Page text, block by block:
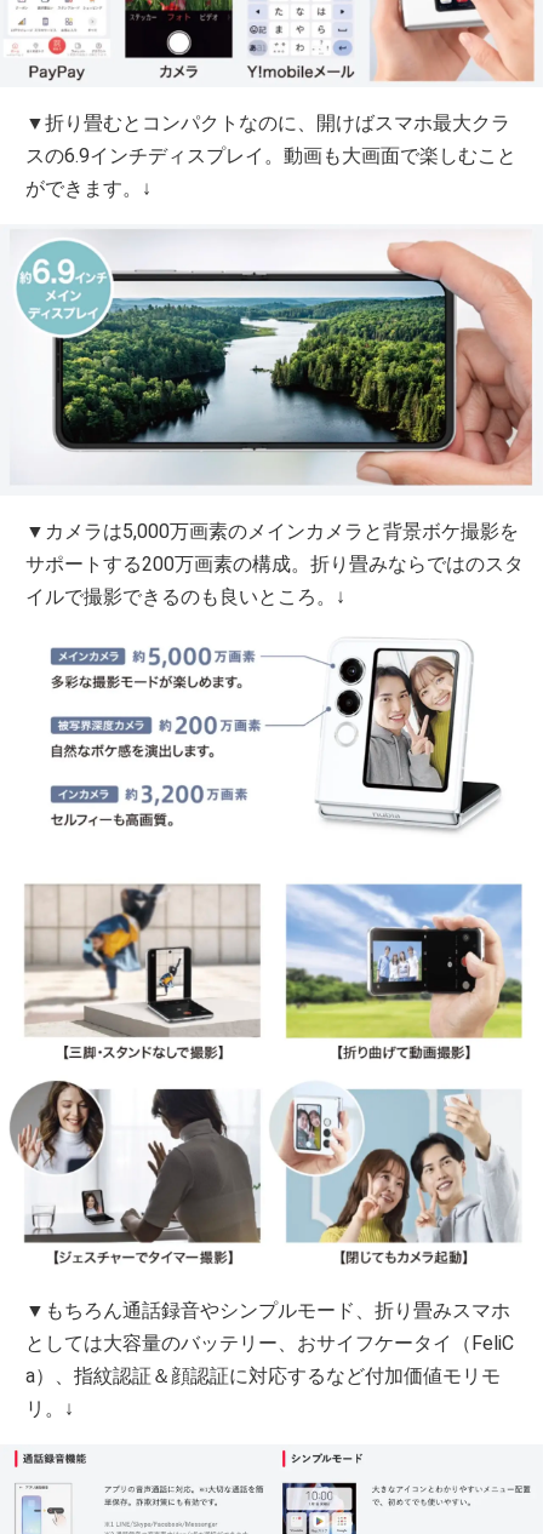
▼折り畳むとコンパクトなのに、開けばスマホ最大クラ
スの6.9インチディスプレイ。動画も大画面で楽しむこと
ができます。↓
▼カメラは5,000万画素のメインカメラと背景ボケ撮影を
サポートする200万画素の構成。折り畳みならではのスタ
イルで撮影できるのも良いところ。↓
▼もちろん通話録音やシンプルモード、折り畳みスマホ
としては大容量のバッテリー、おサイフケータイ（FeliC
a）、指紋認証＆顔認証に対応するなど付加価値モリモ
リ。↓